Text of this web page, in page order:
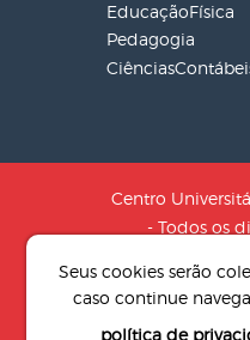
EducaçãoFísica
Pedagogia
Centro
- Todos os
Social:
Seus cookies serão
caso continue
política de